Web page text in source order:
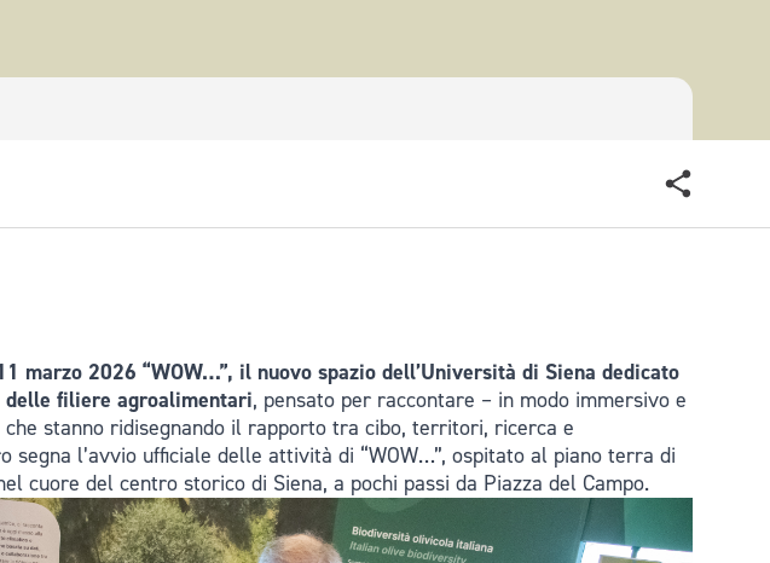
marzo 2026 “WOW…”, il nuovo spazio dell’Università di Siena dedicato
delle filiere agroalimentari, pensato per raccontare – in modo immersivo e
stanno ridisegnando il rapporto tra cibo, territori, ricerca e
l’avvio ufficiale delle attività di “WOW…”, ospitato al piano terra di
cuore del centro storico di Siena, a pochi passi da Piazza del Campo.